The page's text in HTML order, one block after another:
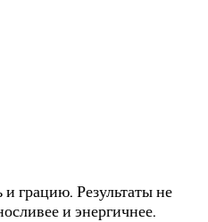
грацию. Результаты не
и энергичнее.